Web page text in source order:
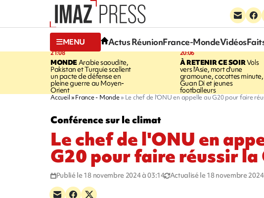
MENU Actus RéunionFrance-MondeVidéos
21:08
MONDE Arabie saoudite,
Pakistan et Turquie scellent
un pacte de défense en
pleine guerre au Moyen-
Orient
20:06
À RETENIR CE SOIRVols
vers l'Asie, mort d'une
gramoune, cocottes minute,
Guan Di et jeunes
footballeurs
Accueil France - Monde Le chef de l'ONU en appelle au G20 pour faire
Conférence sur le climat
Le chef de l'ONU en
G20 pour faire réussir la
Publié le 18 novembre 2024 à 03:14 Actualisé le 18 novembre